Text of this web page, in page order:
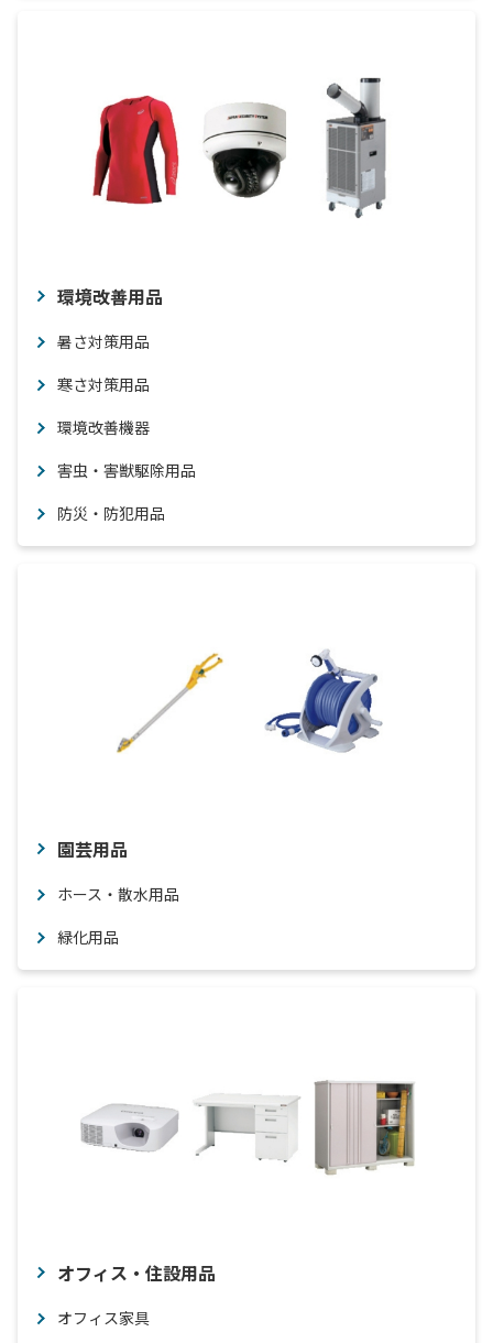
環境改善用品
暑さ対策用品
寒さ対策用品
環境改善機器
害虫・害獣駆除用品
防災・防犯用品
園芸用品
ホース・散水用品
緑化用品
オフィス・住設用品
オフィス家具